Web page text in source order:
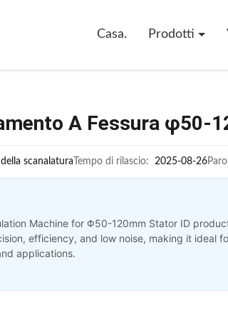
Casa. Prodotti
A Fessura φ50-
scanalatura Tempo di rilascio: 2025-08-26
Machine for Φ50-120mm Stator ID
efficiency, and low noise, making it ideal
applications.